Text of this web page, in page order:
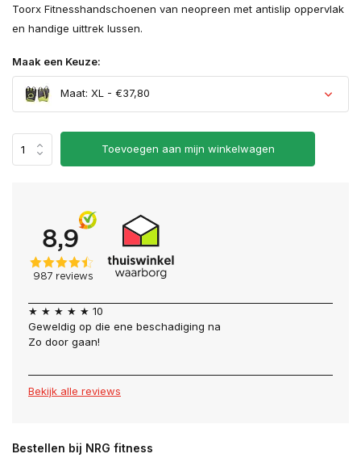
Toorx Fitnesshandschoenen van neopreen met antislip oppervlak
en handige uittrek lussen.
Maak een Keuze:
Maat: XL - €37,80
Toevoegen aan mijn winkelwagen
★ ★ ★ ★ ★ 10
Geweldig op die ene beschadiging na
Zo door gaan!
Bekijk alle reviews
Bestellen bij NRG fitness